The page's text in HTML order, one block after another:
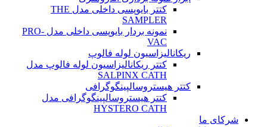
کتتر بایوپسی داخلی مدل THE
SAMPLER
نمونه بردار بایوپسی داخلی مدل PRO-
VAC
ریکانالیزاسیون لوله فالوپ
کتتر ریکانالیزاسیون لوله فالوپ مدل
SALPINX CATH
کتتر هیستروسالپینگوگرافی
کتتر هیستروسالپینگوگرافی مدل
HYSTERO CATH
شرکای ما